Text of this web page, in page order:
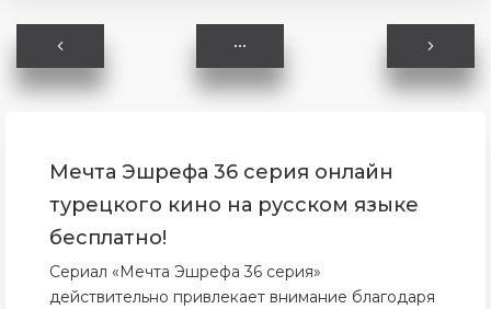
Мечта Эшрефа 36 серия онлайн
турецкого кино на русском языке
бесплатно!
Сериал «Мечта Эшрефа 36 серия»
действительно привлекает внимание благодаря